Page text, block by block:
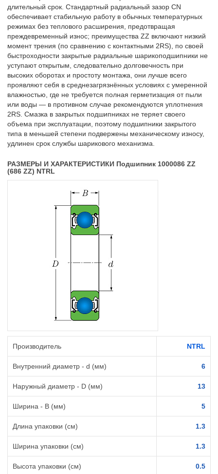
длительный срок. Стандартный радиальный зазор CN
обеспечивает стабильную работу в обычных температурных
режимах без теплового расширения, предотвращая
преждевременный износ; преимущества ZZ включают низкий
момент трения (по сравнению с контактными 2RS), по своей
быстроходности закрытые радиальные шарикоподшипники не
уступают открытым, следовательно долговечность при
высоких оборотах и простоту монтажа, они лучше всего
проявляют себя в среднезагрязнённых условиях с умеренной
влажностью, где не требуется полная герметизация от пыли
или воды — в противном случае рекомендуются уплотнения
2RS. Смазка в закрытых подшипниках не теряет своего
объема при эксплуатации, поэтому подшипники закрытого
типа в меньшей степени подвержены механическому износу,
удлинен срок службы шарикового механизма.
РАЗМЕРЫ И ХАРАКТЕРИСТИКИ Подшипник 1000086 ZZ
(686 ZZ) NTRL
Производитель NTRL
Внутренний диаметр - d (мм) 6
Наружный диаметр - D (мм) 13
Ширина - B (мм) 5
Длина упаковки (см) 1.3
Ширина упаковки (см) 1.3
Высота упаковки (см) 0.5